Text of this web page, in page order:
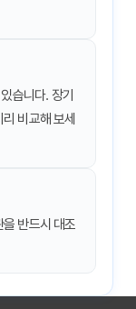
습니다. 장기
비교해 보세
반드시 대조